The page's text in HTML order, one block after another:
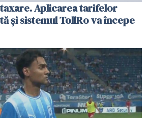
Aplicarea tarifelor
şi sistemul TollRo va începe